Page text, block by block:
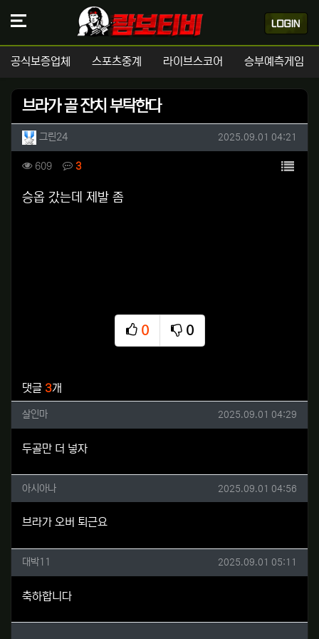
공식보증업체 스포츠중계 라이브스코어 승부예측게임
브라가 골 잔치 부탁한다
작성자 정보
그린24작성 작성일
2025.09.01 04:21
컨텐츠 정보
609조회 3댓글 목록
본문
승옵 갔는데 제발 좀
0
추천
0
비추천
댓글 3개
살인마님의 댓글
살인마 작성일
2025.09.01 04:29
두골만 더 넣자
아시아나님의 댓글
아시아나 작성일
2025.09.01 04:56
브라가 오버 퇴근요
대박11님의 댓글
대박11 작성일
2025.09.01 05:11
축하합니다